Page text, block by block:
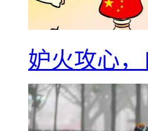
妒火攻心